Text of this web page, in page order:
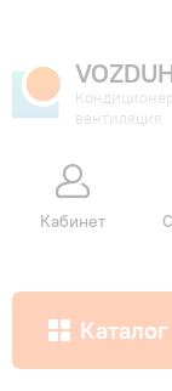
вентиляция
Кабинет
Каталог